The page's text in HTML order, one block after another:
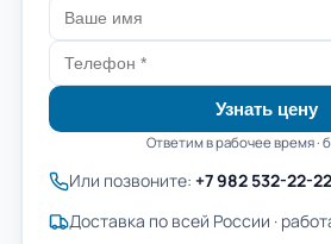
Узнать цену
Ответим в рабочее время ·
Или позвоните: +7 982 532-22-22
Доставка по всей России ·